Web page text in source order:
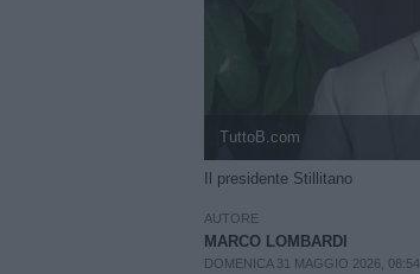
TuttoB.com
Il presidente Stillitano
AUTORE
MARCO LOMBARDI
DOMENICA 31 MAGGIO 2026, 08:54